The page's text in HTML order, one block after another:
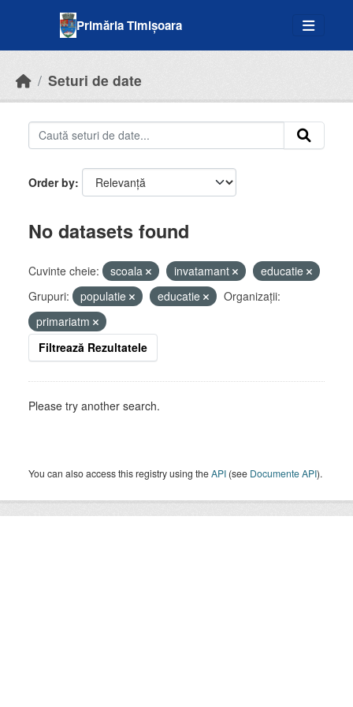
Primăria Timișoara
Seturi de date
Order by
No datasets found
Cuvinte cheie: scoala invatamant
educatie
Grupuri:
populatie educatie
Organizații:
primariatm
Filtrează Rezultatele
Please try another search.
You can also access this registry using theAPI (see Documente API).